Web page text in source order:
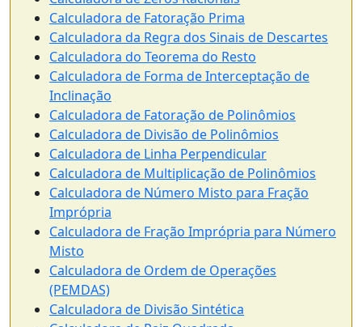
Calculadora de Fatoração Prima
Calculadora da Regra dos Sinais de Descartes
Calculadora do Teorema do Resto
Calculadora de Forma de Interceptação de
Inclinação
Calculadora de Fatoração de Polinômios
Calculadora de Divisão de Polinômios
Calculadora de Linha Perpendicular
Calculadora de Multiplicação de Polinômios
Calculadora de Número Misto para Fração
Imprópria
Calculadora de Fração Imprópria para Número
Misto
Calculadora de Ordem de Operações
(PEMDAS)
Calculadora de Divisão Sintética